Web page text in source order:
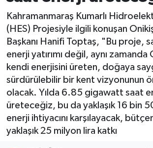
Kahramanmaraş Kumarlı
(HES) Projesiyle ilgili konuşan
Başkanı Hanifi Toptaş, "Bu proje,
enerji yatırımı değil, aynı
kendi enerjisini üreten, doğaya
sürdürülebilir bir kent vizyonunun
olacak. Yılda 6.85 gigawatt saat
üreteceğiz, bu da yaklaşık 16 bin
enerji ihtiyacını karşılayacak,
yaklaşık 25 milyon lira katkı